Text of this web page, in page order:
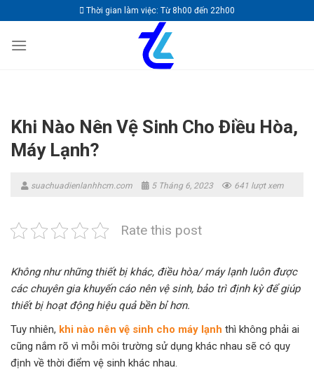
to
content
Thời gian làm việc: Từ 8h00 đến 22h00
Khi Nào Nên Vệ Sinh Cho Điều Hòa,
Máy Lạnh?
suachuadienlanhhcm.com 5 Tháng 6, 2023 641 lượt xem
Rate this post
Không như những thiết bị khác, điều hòa/ máy lạnh luôn được
các chuyên gia khuyến cáo nên vệ sinh, bảo trì định kỳ để giúp
thiết bị hoạt động hiệu quả bền bỉ hơn.
Tuy nhiên, khi nào nên vệ sinh cho máy lạnh thì không phải ai
cũng nắm rõ vì mỗi môi trường sử dụng khác nhau sẽ có quy
định về thời điểm vệ sinh khác nhau.